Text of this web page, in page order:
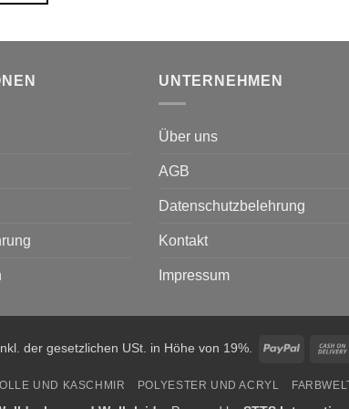
UNTERNEHMEN
Über uns
AGB
Datenschutzbelehrung
Kontakt
Impressum
der gesetzlichen USt. in Höhe von 19%. PayPal
UND KASCHMIR POLYESTER UND ACRYL